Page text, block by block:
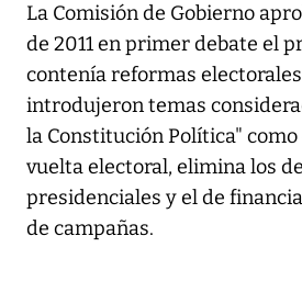
La Comisión de Gobierno
de 2011 en primer debate el
contenía reformas
introdujeron temas
la Constitución Política"
vuelta electoral, elimina los
presidenciales y el de
de campañas.